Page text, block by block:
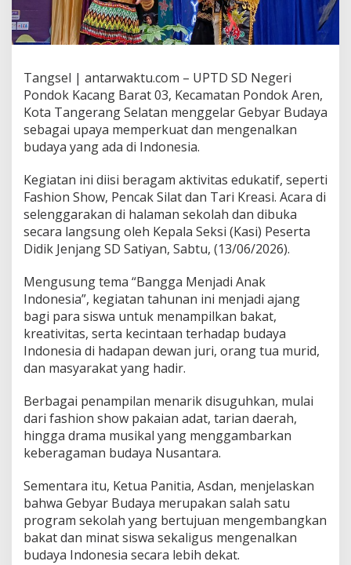
Tangsel | antarwaktu.com – UPTD SD Negeri
Pondok Kacang Barat 03, Kecamatan Pondok Aren,
Kota Tangerang Selatan menggelar Gebyar Budaya
sebagai upaya memperkuat dan mengenalkan
budaya yang ada di Indonesia.
Kegiatan ini diisi beragam aktivitas edukatif, seperti
Fashion Show, Pencak Silat dan Tari Kreasi. Acara di
selenggarakan di halaman sekolah dan dibuka
secara langsung oleh Kepala Seksi (Kasi) Peserta
Didik Jenjang SD Satiyan, Sabtu, (13/06/2026).
Mengusung tema “Bangga Menjadi Anak
Indonesia”, kegiatan tahunan ini menjadi ajang
bagi para siswa untuk menampilkan bakat,
kreativitas, serta kecintaan terhadap budaya
Indonesia di hadapan dewan juri, orang tua murid,
dan masyarakat yang hadir.
Berbagai penampilan menarik disuguhkan, mulai
dari fashion show pakaian adat, tarian daerah,
hingga drama musikal yang menggambarkan
keberagaman budaya Nusantara.
Sementara itu, Ketua Panitia, Asdan, menjelaskan
bahwa Gebyar Budaya merupakan salah satu
program sekolah yang bertujuan mengembangkan
bakat dan minat siswa sekaligus mengenalkan
budaya Indonesia secara lebih dekat.